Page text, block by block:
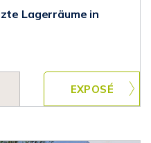
Lagerräume in